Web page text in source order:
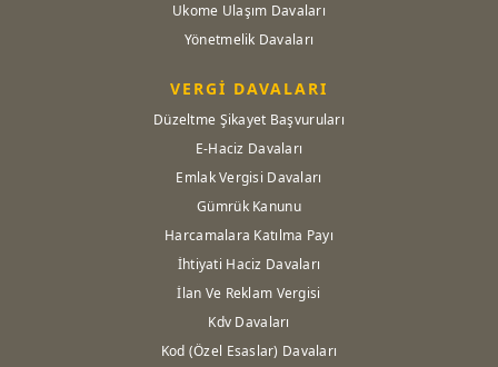
Ukome Ulaşım Davaları
Yönetmelik Davaları
VERGİ DAVALARI
Düzeltme Şikayet Başvuruları
E-Haciz Davaları
Emlak Vergisi Davaları
Gümrük Kanunu
Harcamalara Katılma Payı
İhtiyati Haciz Davaları
İlan Ve Reklam Vergisi
Kdv Davaları
Kod (Özel Esaslar) Davaları